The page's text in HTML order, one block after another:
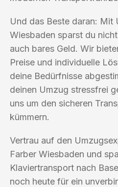
Und das Beste daran: Mit
Wiesbaden sparst du
auch bares Geld. Wir
Preise und individuelle
deine Bedürfnisse
deinen Umzug stressfrei
uns um den sicheren
kümmern.
Vertrau auf den
Farber Wiesbaden und
Klaviertransport nach
noch heute für ein